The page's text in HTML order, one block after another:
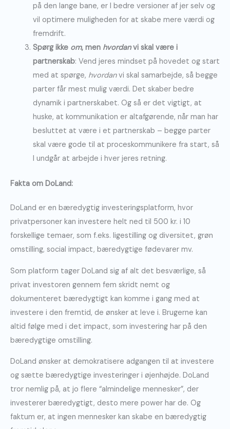
på den lange bane, er I bedre versioner af jer selv og
vil optimere muligheden for at skabe mere værdi og
fremdrift.
Spørg ikke om, men hvordanvi skal være i
partnerskab: Vend jeres mindset på hovedet og start
med at spørge, hvordanvi skal samarbejde, så begge
parter får mest mulig værdi. Det skaber bedre
dynamik i partnerskabet. Og så er det vigtigt, at
huske, at kommunikation er altafgørende, når man har
besluttet at være i et partnerskab – begge parter
skal være gode til at proceskommunikere fra start, så
I undgår at arbejde i hver jeres retning.
Fakta om DoLand:
DoLand er en bæredygtig investeringsplatform, hvor
privatpersoner kan investere helt ned til 500 kr. i 10
forskellige temaer, som f.eks. ligestilling og diversitet, grøn
omstilling, social impact, bæredygtige fødevarer mv.
Som platform tager DoLand sig af alt det besværlige, så
privat investoren gennem fem skridt nemt og
dokumenteret bæredygtigt kan komme i gang med at
investere i den fremtid, de ønsker at leve i. Brugerne kan
altid følge med i det impact, som investering har på den
bæredygtige omstilling.
DoLand ønsker at demokratisere adgangen til at investere
og sætte bæredygtige investeringer i øjenhøjde. DoLand
tror nemlig på, at jo flere “almindelige mennesker”, der
investerer bæredygtigt, desto mere power har de. Og
faktum er, at ingen mennesker kan skabe en bæredygtig